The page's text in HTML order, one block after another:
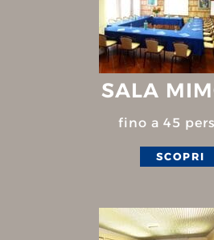
SALA
fino a 45
SCOPRI